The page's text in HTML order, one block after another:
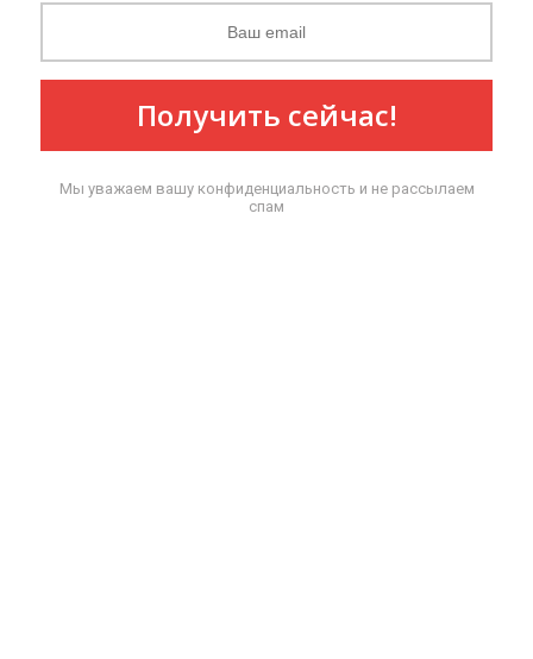
Получить сейчас!
Мы уважаем вашу конфиденциальность и не рассылаем
спам